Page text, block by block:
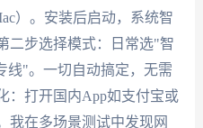
）。安装后启动，系统智
二步选择模式：日常选"智
线"。一切自动搞定，无需
：打开国内App如支付宝或
我在多场景测试中发现网